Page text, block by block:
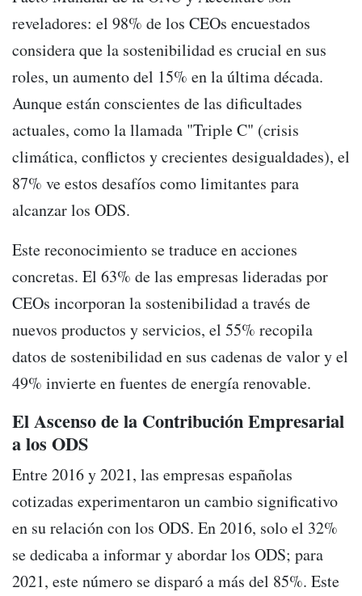
reveladores: el 98% de los CEOs encuestados
considera que la sostenibilidad es crucial en sus
roles, un aumento del 15% en la última década.
Aunque están conscientes de las dificultades
actuales, como la llamada "Triple C" (crisis
climática, conflictos y crecientes desigualdades), el
87% ve estos desafíos como limitantes para
alcanzar los ODS.
Este reconocimiento se traduce en acciones
concretas. El 63% de las empresas lideradas por
CEOs incorporan la sostenibilidad a través de
nuevos productos y servicios, el 55% recopila
datos de sostenibilidad en sus cadenas de valor y el
49% invierte en fuentes de energía renovable.
El Ascenso de la Contribución Empresarial
a los ODS
Entre 2016 y 2021, las empresas españolas
cotizadas experimentaron un cambio significativo
en su relación con los ODS. En 2016, solo el 32%
se dedicaba a informar y abordar los ODS; para
2021, este número se disparó a más del 85%. Este